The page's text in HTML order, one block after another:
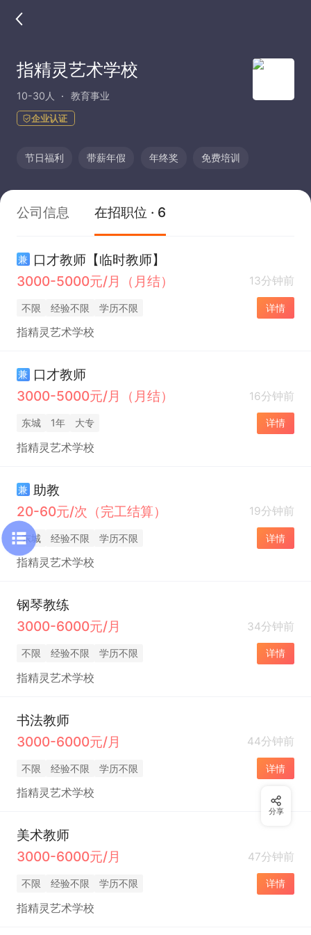
指精灵艺术学校
10-30人 教育事业
企业认证
节日福利 带薪年假 年终奖 免费培训
公司信息 在招职位 · 6
兼 口才教师【临时教师】
3000-5000元/月（月结）
13分钟前
不限 经验不限 学历不限 详情
指精灵艺术学校
兼 口才教师
3000-5000元/月（月结）
16分钟前
东城 1年 大专 详情
指精灵艺术学校
兼 助教
20-60元/次（完工结算）
19分钟前
东城 经验不限 学历不限 详情
指精灵艺术学校
钢琴教练
3000-6000元/月
34分钟前
不限 经验不限 学历不限 详情
指精灵艺术学校
书法教师
3000-6000元/月
44分钟前
不限 经验不限 学历不限 详情
指精灵艺术学校
美术教师
3000-6000元/月
47分钟前
不限 经验不限 学历不限 详情
指精灵艺术学校
分享